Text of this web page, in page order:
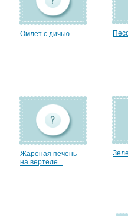
Омлет с дичью
Жареная печень
на вертеле...